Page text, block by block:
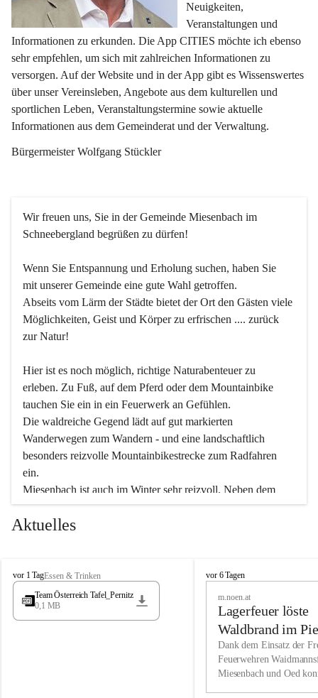
Neuigkeiten,
Veranstaltungen und
Informationen zu erkunden. Die App CITIES möchte ich ebenso
sehr empfehlen, um sich mit zahlreichen Informationen zu
versorgen. Auf der Website und in der App gibt es Wissenswertes
über unser Vereinsleben, Angebote aus dem kulturellen und
sportlichen Leben, Veranstaltungstermine sowie aktuelle
Informationen aus dem Gemeinderat und der Verwaltung.
Bürgermeister Wolfgang Stückler
Wir freuen uns, Sie in der Gemeinde Miesenbach im
Schneebergland begrüßen zu dürfen!
Wenn Sie Entspannung und Erholung suchen, haben Sie
mit unserer Gemeinde eine gute Wahl getroffen.
Abseits vom Lärm der Städte bietet der Ort den Gästen viele
Möglichkeiten, Geist und Körper zu erfrischen .... zurück
zur Natur!
Hier ist es noch möglich, richtige Naturabenteuer zu
erleben. Zu Fuß, auf dem Pferd oder dem Mountainbike
tauchen Sie ein in ein Feuerwerk an Gefühlen.
Die waldreiche Gegend lädt auf gut markierten
Wanderwegen zum Wandern - und eine landschaftlich
besonders reizvolle Mountainbikestrecke zum Radfahren
ein.
Miesenbach ist auch im Winter sehr reizvoll. Neben dem
Eisstockschießen gibt es auf dem nahe gelegenen Unterberg
wunderschöne Naturschneepisten, die zum Schifahren oder
vielfältige Angebot unserer Kulturvereine.
Überzeugen Sie sich selbst, dass Sie in Miesenbach sowie
in den Beherbergungsbetrieben, Gaststätten und urigen
Wir kennen Miesenbach als lebens- und liebenswerten Ort.
Tradition und Innovation werden ebenso groß geschrieben
Aktuelles
M
i
s
vor 1 TagEssen & Trinken
Team Österreich Tafel_Pernitz
0,1 MB
M
h
vor 6 Tagen
m.noen.at
Lagerfeuer löste
Waldbrand im
aus
Dank dem Einsatz der
Feuerwehren
Miesenbach und Oed